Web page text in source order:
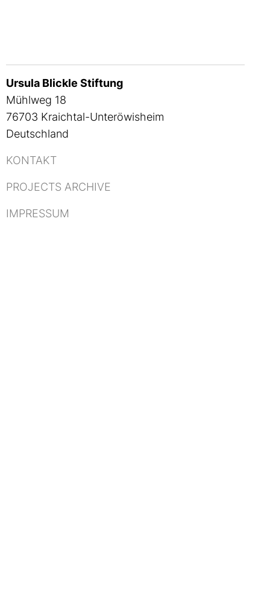
Ursula Blickle Stiftung
Mühlweg 18
76703 Kraichtal-Unteröwisheim
Deutschland
KONTAKT
PROJECTS ARCHIVE
IMPRESSUM